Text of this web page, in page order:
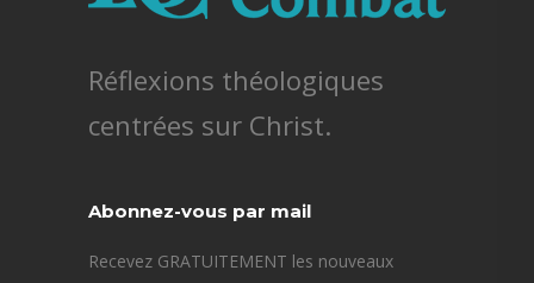
Réflexions théologiques
centrées sur Christ.
Abonnez-vous par mail
Recevez GRATUITEMENT les nouveaux